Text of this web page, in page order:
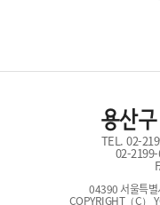
TEL. 02-
02-
04390 서울특별
COPYRIGHT（C）